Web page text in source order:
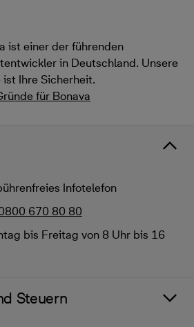
ist einer der führenden
in Deutschland. Unsere
ist Ihre Sicherheit.
für Bonava
Infotelefon
670 80 80
bis Freitag von 8 Uhr bis 16
Steuern